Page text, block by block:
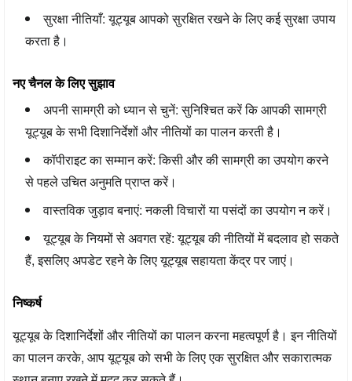
सुरक्षा नीतियाँ:यूट्यूब आपको सुरक्षित रखने के लिए कई सुरक्षा उपाय
करता है।
नए चैनल के लिए सुझाव
अपनी सामग्री को ध्यान से चुनें:सुनिश्चित करें कि आपकी सामग्री
यूट्यूब के सभी दिशानिर्देशों और नीतियों का पालन करती है।
कॉपीराइट का सम्मान करें:किसी और की सामग्री का उपयोग करने
से पहले उचित अनुमति प्राप्त करें।
वास्तविक जुड़ाव बनाएं:नकली विचारों या पसंदों का उपयोग न करें।
यूट्यूब के नियमों से अवगत रहें:यूट्यूब की नीतियों में बदलाव हो सकते
हैं, इसलिए अपडेट रहने के लिए यूट्यूब सहायता केंद्र पर जाएं।
निष्कर्ष
यूट्यूब के दिशानिर्देशों और नीतियों का पालन करना महत्वपूर्ण है। इन नीतियों
का पालन करके, आप यूट्यूब को सभी के लिए एक सुरक्षित और सकारात्मक